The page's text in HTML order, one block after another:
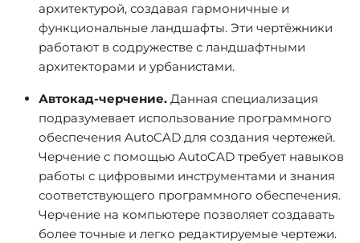
архитектурой, создавая гармоничные и
функциональные ландшафты. Эти чертёжники
работают в содружестве с ландшафтными
архитекторами и урбанистами.
Автокад-черчение. Данная специализация
подразумевает использование программного
обеспечения AutoCAD для создания чертежей.
Черчение с помощью AutoCAD требует навыков
работы с цифровыми инструментами и знания
соответствующего программного обеспечения.
Черчение на компьютере позволяет создавать
более точные и легко редактируемые чертежи.